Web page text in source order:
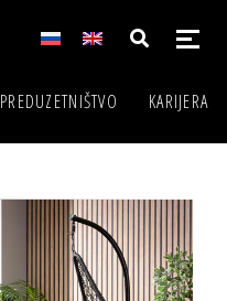
PREDUZETNIŠTVO KARIJERA